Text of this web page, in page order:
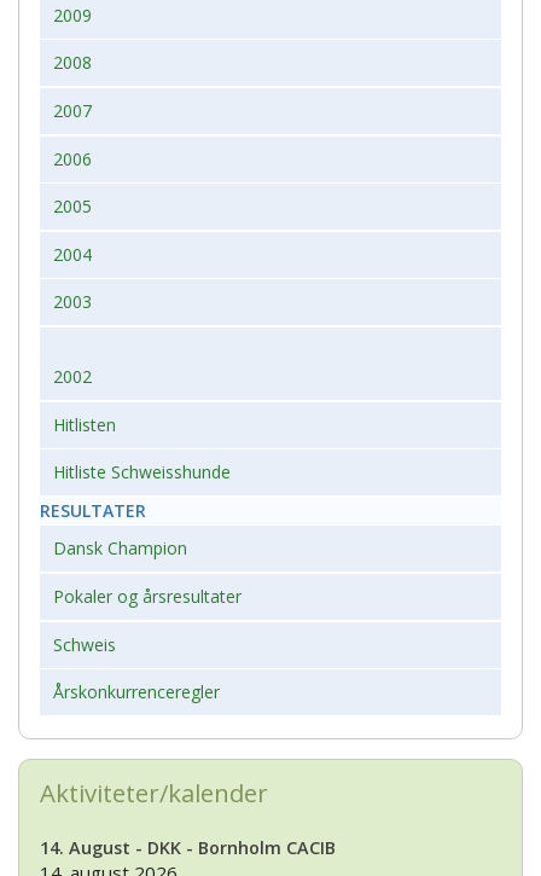
2009
2008
2007
2006
2005
2004
2003
2002
Hitlisten
Hitliste Schweisshunde
RESULTATER
Dansk Champion
Pokaler og årsresultater
Schweis
Årskonkurrenceregler
Aktiviteter/kalender
14. August - DKK - Bornholm CACIB